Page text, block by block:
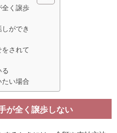
く譲歩
ができ
されて
い場合
が全く譲歩しない